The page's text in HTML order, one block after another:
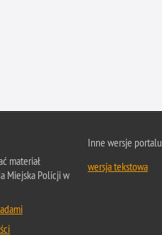
materiał
Miejska Policji w
Inne wersje portalu
wersja tekstowa